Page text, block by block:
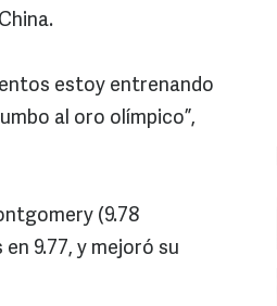
estoy entrenando
al oro olímpico”,
(9.78
9.77, y mejoró su